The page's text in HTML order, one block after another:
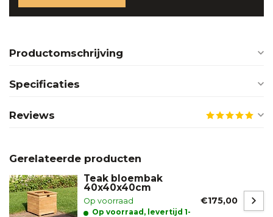
Productomschrijving
Specificaties
Reviews
Gerelateerde producten
Teak bloembak
40x40x40cm
Op voorraad
Op voorraad, levertijd 1-
€175,00